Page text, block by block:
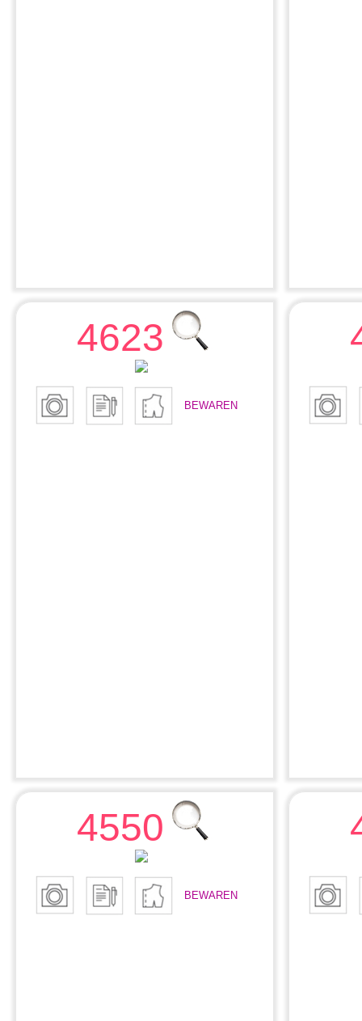
4623
BEWAREN
4550
BEWAREN